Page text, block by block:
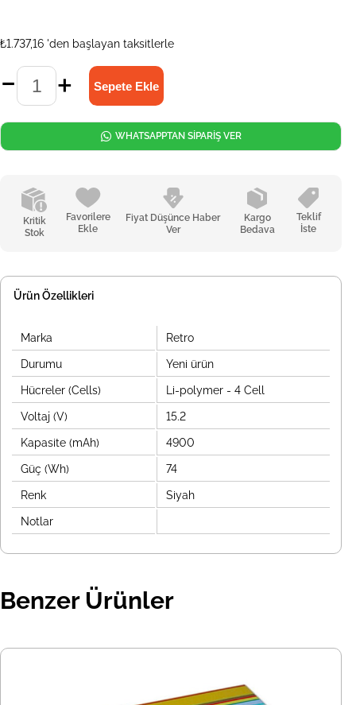
₺1.737,16 'den başlayan taksitlerle
Kritik
Stok
Favorilere
Ekle
Fiyat Düşünce Haber
Ver
Kargo
Bedava
Teklif
İste
WHATSAPPTAN SİPARİŞ VER
Ürün Özellikleri
Marka Retro
Durumu Yeni ürün
Hücreler (Cells) Li-polymer - 4 Cell
Voltaj (V) 15.2
Kapasite (mAh) 4900
Güç (Wh) 74
Renk Siyah
Notlar
Benzer Ürünler